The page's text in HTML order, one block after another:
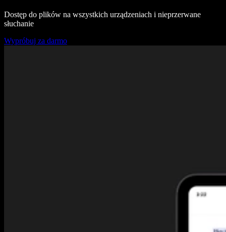
Dostęp do plików na wszystkich urządzeniach i nieprzerwane
słuchanie
Wypróbuj za darmo